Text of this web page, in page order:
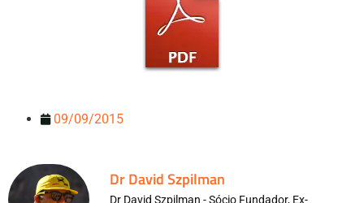
09/09/2015
Dr David Szpilman
Dr David Szpilman - Sócio Fundador, Ex-